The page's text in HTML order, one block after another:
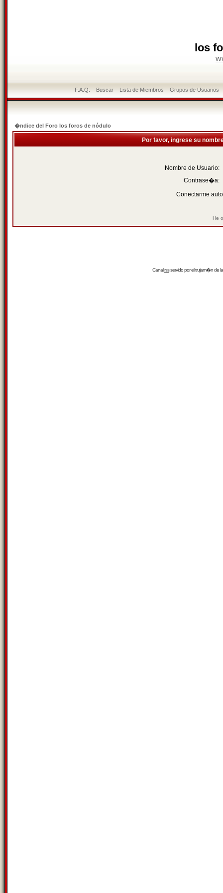
los
F.A.Q. Buscar Lista de Miembros Grupos de Usuarios
�ndice del Foro los foros de nódulo
Por favor, ingrese su
Nombre de Usuario:
Contrase�a:
Conectarme
He
Canalrssservido por eltrujam�nde